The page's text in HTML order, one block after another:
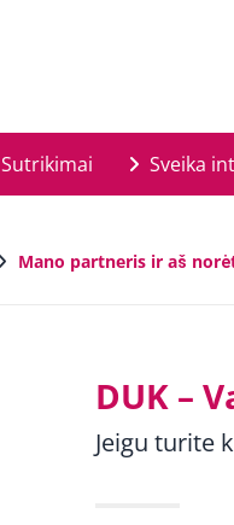
Sutrikimai Sveika
Mano partneris ir aš
DUK –
Jeigu turite